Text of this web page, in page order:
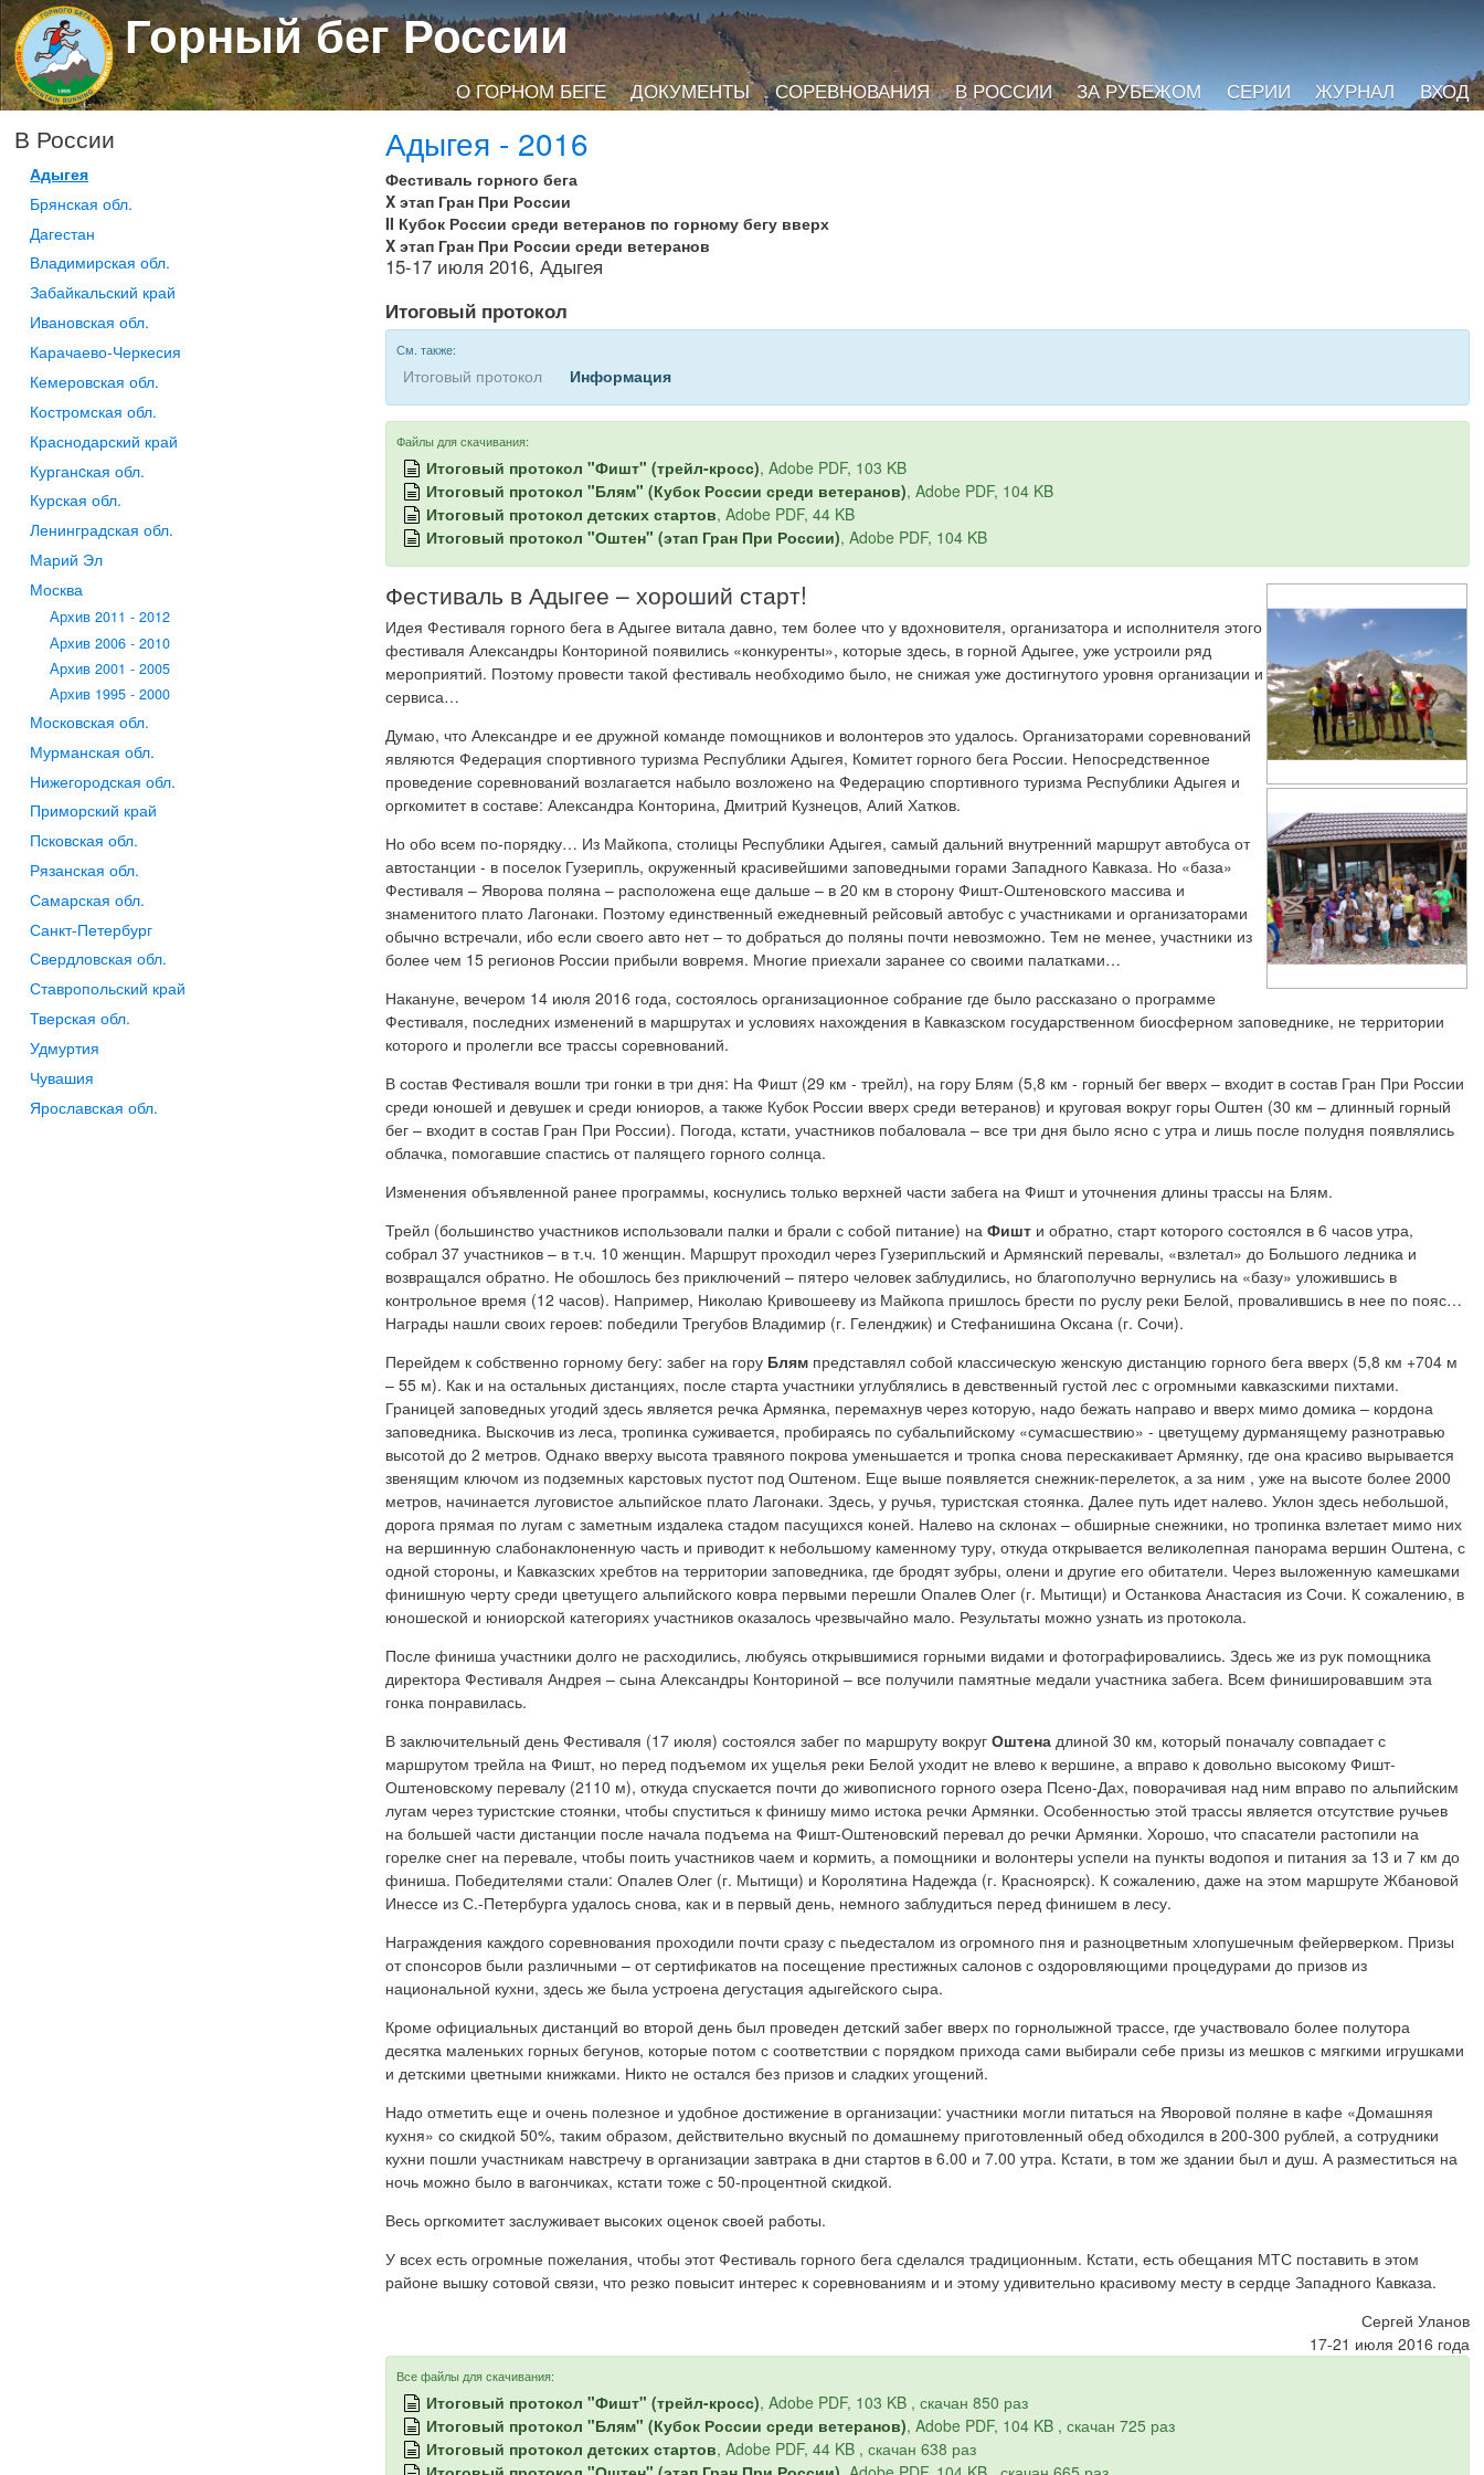
Горный бег России
О ГОРНОМ БЕГЕ ДОКУМЕНТЫ СОРЕВНОВАНИЯ В РОССИИ ЗА РУБЕЖОМ СЕРИИ ЖУРНАЛ ВХОД
В России
Адыгея
Брянская обл.
Дагестан
Владимирская обл.
Забайкальский край
Ивановская обл.
Карачаево-Черкесия
Кемеровская обл.
Костромская обл.
Краснодарский край
Курганcкая обл.
Курская обл.
Ленинградская обл.
Марий Эл
Москва
Архив 2011 - 2012
Архив 2006 - 2010
Архив 2001 - 2005
Архив 1995 - 2000
Московская обл.
Мурманская обл.
Нижегородская обл.
Приморский край
Псковская обл.
Рязанская обл.
Самарская обл.
Санкт-Петербург
Свердловская обл.
Ставропольский край
Тверская обл.
Удмуртия
Чувашия
Ярославская обл.
Адыгея - 2016
Фестиваль горного бега
X этап Гран При России
II Кубок России среди ветеранов по горному бегу вверх
X этап Гран При России среди ветеранов
15-17 июля 2016, Адыгея
Итоговый протокол
См. также:
Итоговый протокол Информация
Файлы для скачивания:
Итоговый протокол "Фишт" (трейл-кросс), Adobe PDF, 103 KB
Итоговый протокол "Блям" (Кубок России среди ветеранов), Adobe PDF, 104 KB
Итоговый протокол детских стартов, Adobe PDF, 44 KB
Итоговый протокол "Оштен" (этап Гран При России), Adobe PDF, 104 KB
Фестиваль в Адыгее – хороший старт!
Идея Фестиваля горного бега в Адыгее витала давно, тем более что у вдохновителя, организатора и исполнителя этого
фестиваля Александры Конториной появились «конкуренты», которые здесь, в горной Адыгее, уже устроили ряд
мероприятий. Поэтому провести такой фестиваль необходимо было, не снижая уже достигнутого уровня организации и
сервиса…
Думаю, что Александре и ее дружной команде помощников и волонтеров это удалось. Организаторами соревнований
являются Федерация спортивного туризма Республики Адыгея, Комитет горного бега России. Непосредственное
проведение соревнований возлагается набыло возложено на Федерацию спортивного туризма Республики Адыгея и
оргкомитет в составе: Александра Конторина, Дмитрий Кузнецов, Алий Хатков.
Но обо всем по-порядку… Из Майкопа, столицы Республики Адыгея, самый дальний внутренний маршрут автобуса от
автостанции - в поселок Гузерипль, окруженный красивейшими заповедными горами Западного Кавказа. Но «база»
Фестиваля – Яворова поляна – расположена еще дальше – в 20 км в сторону Фишт-Оштеновского массива и
знаменитого плато Лагонаки. Поэтому единственный ежедневный рейсовый автобус с участниками и организаторами
обычно встречали, ибо если своего авто нет – то добраться до поляны почти невозможно. Тем не менее, участники из
более чем 15 регионов России прибыли вовремя. Многие приехали заранее со своими палатками…
Накануне, вечером 14 июля 2016 года, состоялось организационное собрание где было рассказано о программе
Фестиваля, последних изменений в маршрутах и условиях нахождения в Кавказском государственном биосферном заповеднике, не территории
которого и пролегли все трассы соревнований.
В состав Фестиваля вошли три гонки в три дня: На Фишт (29 км - трейл), на гору Блям (5,8 км - горный бег вверх – входит в состав Гран При России
среди юношей и девушек и среди юниоров, а также Кубок России вверх среди ветеранов) и круговая вокруг горы Оштен (30 км – длинный горный
бег – входит в состав Гран При России). Погода, кстати, участников побаловала – все три дня было ясно с утра и лишь после полудня появлялись
облачка, помогавшие спастись от палящего горного солнца.
Изменения объявленной ранее программы, коснулись только верхней части забега на Фишт и уточнения длины трассы на Блям.
Трейл (большинство участников использовали палки и брали с собой питание) наФишт и обратно, старт которого состоялся в 6 часов утра,
собрал 37 участников – в т.ч. 10 женщин. Маршрут проходил через Гузерипльский и Армянский перевалы, «взлетал» до Большого ледника и
возвращался обратно. Не обошлось без приключений – пятеро человек заблудились, но благополучно вернулись на «базу» уложившись в
контрольное время (12 часов). Например, Николаю Кривошееву из Майкопа пришлось брести по руслу реки Белой, провалившись в нее по пояс…
Награды нашли своих героев: победили Трегубов Владимир (г. Геленджик) и Стефанишина Оксана (г. Сочи).
Перейдем к собственно горному бегу: забег на гору Блям представлял собой классическую женскую дистанцию горного бега вверх (5,8 км +704 м
– 55 м). Как и на остальных дистанциях, после старта участники углублялись в девственный густой лес с огромными кавказскими пихтами.
Границей заповедных угодий здесь является речка Армянка, перемахнув через которую, надо бежать направо и вверх мимо домика – кордона
заповедника. Выскочив из леса, тропинка суживается, пробираясь по субальпийскому «сумасшествию» - цветущему дурманящему разнотравью
высотой до 2 метров. Однако вверху высота травяного покрова уменьшается и тропка снова перескакивает Армянку, где она красиво вырывается
звенящим ключом из подземных карстовых пустот под Оштеном. Еще выше появляется снежник-перелеток, а за ним , уже на высоте более 2000
метров, начинается луговистое альпийское плато Лагонаки. Здесь, у ручья, туристская стоянка. Далее путь идет налево. Уклон здесь небольшой,
дорога прямая по лугам с заметным издалека стадом пасущихся коней. Налево на склонах – обширные снежники, но тропинка взлетает мимо них
на вершинную слабонаклоненную часть и приводит к небольшому каменному туру, откуда открывается великолепная панорама вершин Оштена, с
одной стороны, и Кавказских хребтов на территории заповедника, где бродят зубры, олени и другие его обитатели. Через выложенную камешками
финишную черту среди цветущего альпийского ковра первыми перешли Опалев Олег (г. Мытищи) и Останкова Анастасия из Сочи. К сожалению, в
юношеской и юниорской категориях участников оказалось чрезвычайно мало. Результаты можно узнать из протокола.
После финиша участники долго не расходились, любуясь открывшимися горными видами и фотографировалиись. Здесь же из рук помощника
директора Фестиваля Андрея – сына Александры Конториной – все получили памятные медали участника забега. Всем финишировавшим эта
гонка понравилась.
В заключительный день Фестиваля (17 июля) состоялся забег по маршруту вокругОштена длиной 30 км, который поначалу совпадает с
маршрутом трейла на Фишт, но перед подъемом их ущелья реки Белой уходит не влево к вершине, а вправо к довольно высокому Фишт-
Оштеновскому перевалу (2110 м), откуда спускается почти до живописного горного озера Псено-Дах, поворачивая над ним вправо по альпийским
лугам через туристские стоянки, чтобы спуститься к финишу мимо истока речки Армянки. Особенностью этой трассы является отсутствие ручьев
на большей части дистанции после начала подъема на Фишт-Оштеновский перевал до речки Армянки. Хорошо, что спасатели растопили на
горелке снег на перевале, чтобы поить участников чаем и кормить, а помощники и волонтеры успели на пункты водопоя и питания за 13 и 7 км до
финиша. Победителями стали: Опалев Олег (г. Мытищи) и Королятина Надежда (г. Красноярск). К сожалению, даже на этом маршруте Жбановой
Инессе из С.-Петербурга удалось снова, как и в первый день, немного заблудиться перед финишем в лесу.
Награждения каждого соревнования проходили почти сразу с пьедесталом из огромного пня и разноцветным хлопушечным фейерверком. Призы
от спонсоров были различными – от сертификатов на посещение престижных салонов с оздоровляющими процедурами до призов из
национальной кухни, здесь же была устроена дегустация адыгейского сыра.
Кроме официальных дистанций во второй день был проведен детский забег вверх по горнолыжной трассе, где участвовало более полутора
десятка маленьких горных бегунов, которые потом с соответствии с порядком прихода сами выбирали себе призы из мешков с мягкими игрушками
и детскими цветными книжками. Никто не остался без призов и сладких угощений.
Надо отметить еще и очень полезное и удобное достижение в организации: участники могли питаться на Яворовой поляне в кафе «Домашняя
кухня» со скидкой 50%, таким образом, действительно вкусный по домашнему приготовленный обед обходился в 200-300 рублей, а сотрудники
кухни пошли участникам навстречу в организации завтрака в дни стартов в 6.00 и 7.00 утра. Кстати, в том же здании был и душ. А разместиться на
ночь можно было в вагончиках, кстати тоже с 50-процентной скидкой.
Весь оргкомитет заслуживает высоких оценок своей работы.
У всех есть огромные пожелания, чтобы этот Фестиваль горного бега сделался традиционным. Кстати, есть обещания МТС поставить в этом
районе вышку сотовой связи, что резко повысит интерес к соревнованиям и и этому удивительно красивому месту в сердце Западного Кавказа.
Сергей Уланов
17-21 июля 2016 года
Все файлы для скачивания:
Итоговый протокол "Фишт" (трейл-кросс), Adobe PDF, 103 KB , скачан 850 раз
Итоговый протокол "Блям" (Кубок России среди ветеранов), Adobe PDF, 104 KB , скачан 725 раз
Итоговый протокол детских стартов, Adobe PDF, 44 KB , скачан 638 раз